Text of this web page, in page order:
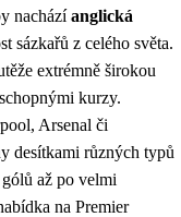
nacházíanglická
sázkařů z celého světa.
extrémně širokou
kurzy.
Arsenal či
desítkami různých typů
až po velmi
na Premier